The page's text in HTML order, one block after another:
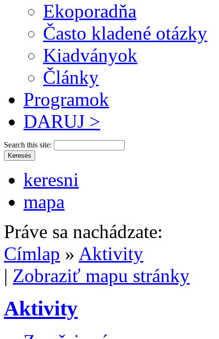
Ekoporadňa
Často kladené otázky
Kiadványok
Články
Programok
DARUJ >
Search this site:
keresni
mapa
Práve sa nachádzate:
Címlap » Aktivity
| Zobraziť mapu stránky
Aktivity